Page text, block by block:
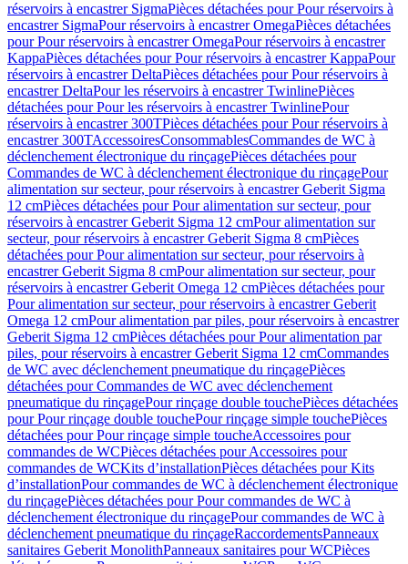
réservoirs à encastrer SigmaPièces détachées pour Pour réservoirs à
encastrer SigmaPour réservoirs à encastrer OmegaPièces détachées
pour Pour réservoirs à encastrer OmegaPour réservoirs à encastrer
KappaPièces détachées pour Pour réservoirs à encastrer KappaPour
réservoirs à encastrer DeltaPièces détachées pour Pour réservoirs à
encastrer DeltaPour les réservoirs à encastrer TwinlinePièces
détachées pour Pour les réservoirs à encastrer TwinlinePour
réservoirs à encastrer 300TPièces détachées pour Pour réservoirs à
encastrer 300TAccessoiresConsommablesCommandes de WC à
déclenchement électronique du rinçagePièces détachées pour
Commandes de WC à déclenchement électronique du rinçagePour
alimentation sur secteur, pour réservoirs à encastrer Geberit Sigma
12 cmPièces détachées pour Pour alimentation sur secteur, pour
réservoirs à encastrer Geberit Sigma 12 cmPour alimentation sur
secteur, pour réservoirs à encastrer Geberit Sigma 8 cmPièces
détachées pour Pour alimentation sur secteur, pour réservoirs à
encastrer Geberit Sigma 8 cmPour alimentation sur secteur, pour
réservoirs à encastrer Geberit Omega 12 cmPièces détachées pour
Pour alimentation sur secteur, pour réservoirs à encastrer Geberit
Omega 12 cmPour alimentation par piles, pour réservoirs à encastrer
Geberit Sigma 12 cmPièces détachées pour Pour alimentation par
piles, pour réservoirs à encastrer Geberit Sigma 12 cmCommandes
de WC avec déclenchement pneumatique du rinçagePièces
détachées pour Commandes de WC avec déclenchement
pneumatique du rinçagePour rinçage double touchePièces détachées
pour Pour rinçage double touchePour rinçage simple touchePièces
détachées pour Pour rinçage simple toucheAccessoires pour
commandes de WCPièces détachées pour Accessoires pour
commandes de WCKits d’installationPièces détachées pour Kits
d’installationPour commandes de WC à déclenchement électronique
du rinçagePièces détachées pour Pour commandes de WC à
déclenchement électronique du rinçagePour commandes de WC à
déclenchement pneumatique du rinçageRaccordementsPanneaux
sanitaires Geberit MonolithPanneaux sanitaires pour WCPièces